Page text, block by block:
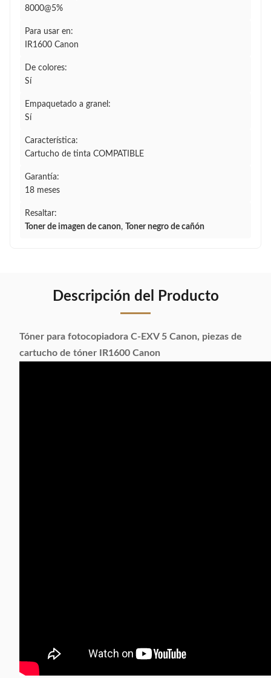
8000@5%
Para usar en:
IR1600 Canon
De colores:
Sí
Empaquetado a granel:
Sí
Característica:
Cartucho de tinta COMPATIBLE
Garantía:
18 meses
Resaltar:
Toner de imagen de canon, Toner negro de cañón
Descripción del Producto
Tóner para fotocopiadora C-EXV 5 Canon, piezas de
cartucho de tóner IR1600 Canon